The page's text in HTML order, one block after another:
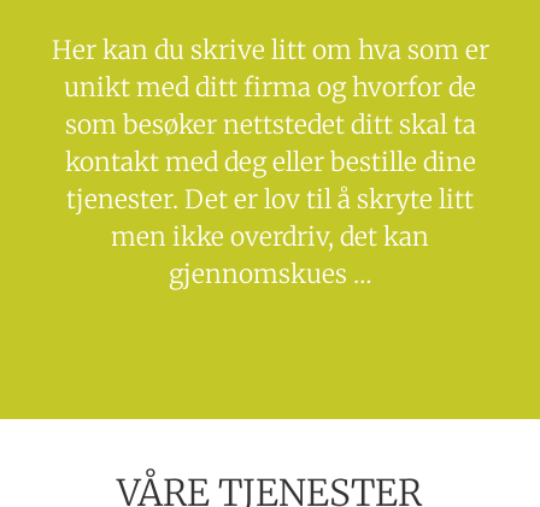
Her kan du skrive litt om hva som er
unikt med ditt firma og hvorfor de
som besøker nettstedet ditt skal ta
kontakt med deg eller bestille dine
tjenester. Det er lov til å skryte litt
men ikke overdriv, det kan
gjennomskues …
VÅRE TJENESTER